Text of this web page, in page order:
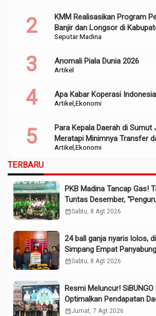
Seputar Madina
KMM Realisasikan Program
Banjir dan Longsor di
Artikel
Anomali Piala Dunia 2026
Artikel Ekonomi
Apa Kabar Koperasi Indonesia
Artikel Ekonomi
Para Kepala Daerah di Sumut
Meratapi Minimnya Transfer
TERBARU
PKB Madina Tancap Gas!
Tuntas Desember,
Tokoh”
calendar_monthSabtu, 8 Agt 2026
24 ball ganja nyaris lolos,
Simpang Empat
calendar_monthSabtu, 8 Agt 2026
Resmi Meluncur!
Optimalkan Pendapatan
calendar_monthJumat, 7 Agt 2026